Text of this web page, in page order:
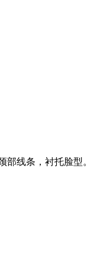
线条，衬托脸型。